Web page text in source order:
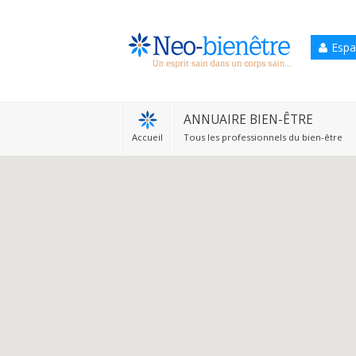
Accueil
ANNUAIRE BIEN-ÊTRE
Tous les professionnels du bien-être